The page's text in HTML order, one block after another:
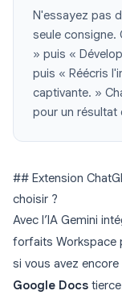
N'essayez pas
seule consigne.
» puis «
puis « Réécris
captivante. »
pour un résultat
## Extension
choisir ?
Avec l’IA Gemini
forfaits Workspace
si vous avez encore
Google Docs